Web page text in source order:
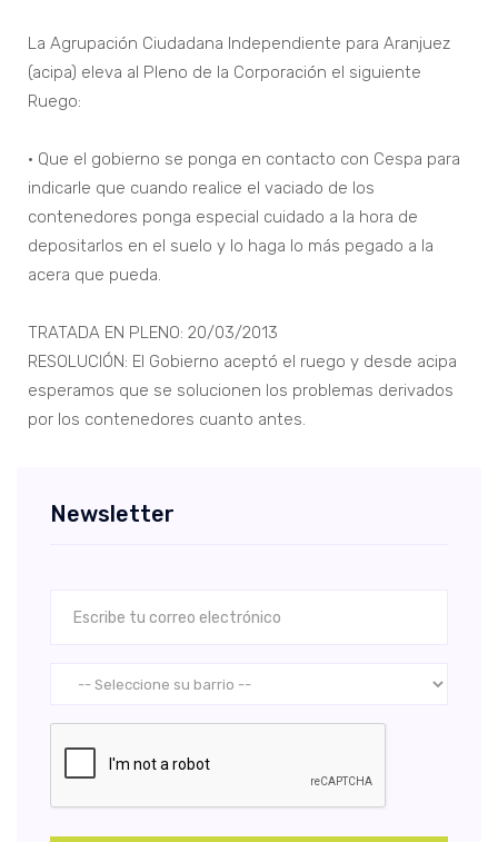
La Agrupación Ciudadana Independiente para Aranjuez
(acipa) eleva al Pleno de la Corporación el siguiente
Ruego:
• Que el gobierno se ponga en contacto con Cespa para
indicarle que cuando realice el vaciado de los
contenedores ponga especial cuidado a la hora de
depositarlos en el suelo y lo haga lo más pegado a la
acera que pueda.
TRATADA EN PLENO: 20/03/2013
RESOLUCIÓN: El Gobierno aceptó el ruego y desde acipa
esperamos que se solucionen los problemas derivados
por los contenedores cuanto antes.
Newsletter